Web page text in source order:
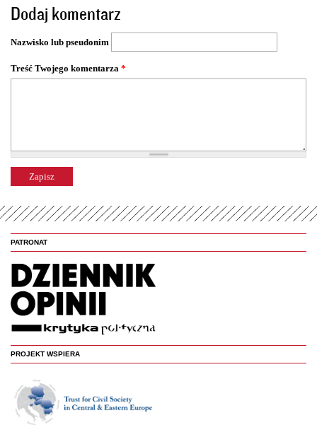
r
o
n
y
Dodaj komentarz
Nazwisko lub pseudonim
Treść Twojego komentarza *
PATRONAT
PROJEKT WSPIERA